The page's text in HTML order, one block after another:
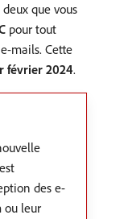
que vous
pour tout
mails. Cette
février 2024.
des e-
ou leur